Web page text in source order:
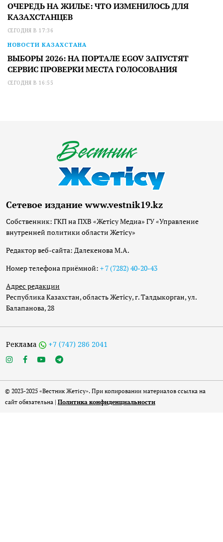
ОЧЕРЕДЬ НА ЖИЛЬЕ: ЧТО ИЗМЕНИЛОСЬ ДЛЯ
КАЗАХСТАНЦЕВ
СЕГОДНЯ В 17:36
НОВОСТИ КАЗАХСТАНА
ВЫБОРЫ 2026: НА ПОРТАЛЕ EGOV ЗАПУСТЯТ
СЕРВИС ПРОВЕРКИ МЕСТА ГОЛОСОВАНИЯ
СЕГОДНЯ В 16:55
Сетевое издание www.vestnik19.kz
Собственник: ГКП на ПХВ «Жетісу Медиа» ГУ «Управление
внутренней политики области Жетісу»
Редактор веб-сайта: Далекенова М.А.
Номер телефона приёмной: + 7 (7282) 40-20-43
Адрес редакции
Республика Казахстан, область Жетісу, г. Талдыкорган, ул.
Балапанова, 28
Реклама +7 (747) 286 2041
© 2023-2025 «Вестник Жетісу». При копировании материалов ссылка на
сайт обязательна | Политика конфиденциальности